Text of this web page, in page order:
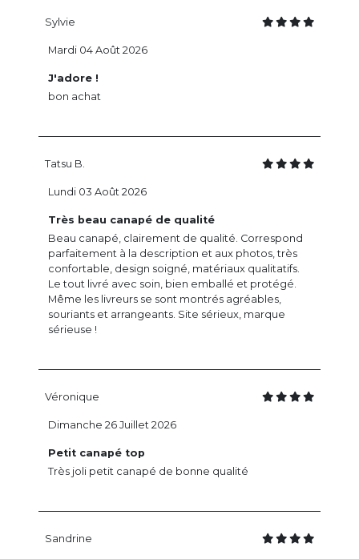
Sylvie
J'adore !
bon achat
Mardi 04 Août 2026
Tatsu B.
Très beau canapé de qualité
Beau canapé, clairement de qualité. Correspond
parfaitement à la description et aux photos, très
confortable, design soigné, matériaux qualitatifs.
Le tout livré avec soin, bien emballé et protégé.
Même les livreurs se sont montrés agréables,
souriants et arrangeants. Site sérieux, marque
sérieuse !
Lundi 03 Août 2026
Véronique
Petit canapé top
Très joli petit canapé de bonne qualité
Dimanche 26 Juillet 2026
Sandrine